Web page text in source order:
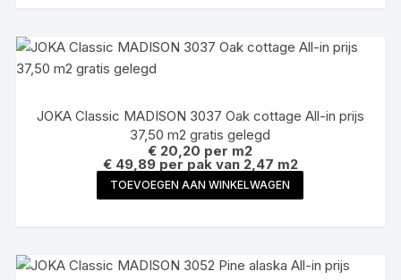
JOKA Classic MADISON 3037 Oak cottage All-in prijs
37,50 m2 gratis gelegd
€ 20,20 per m2
€ 49,89 per pak van 2,47 m2
TOEVOEGEN AAN WINKELWAGEN